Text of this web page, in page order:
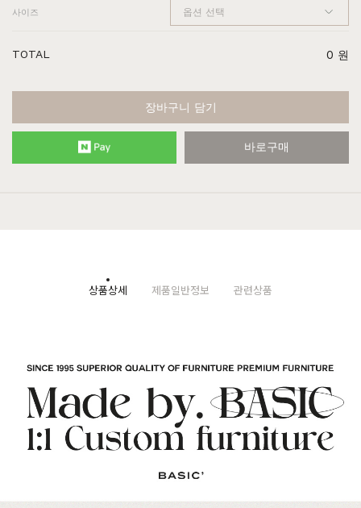
사이즈
TOTAL 0 원
장바구니 담기
바로구매
상품상세 제품일반정보 관련상품